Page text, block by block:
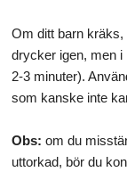
Om ditt barn kräks,
drycker igen, men
2-3 minuter).
som kanske inte
Obs: om du
uttorkad, bör du